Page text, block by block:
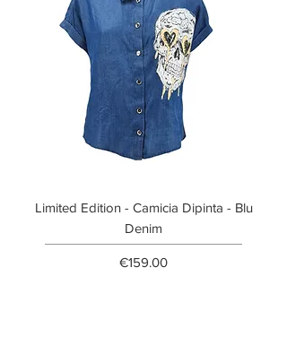
Limited Edition - Camicia Dipinta - Blu
Denim
Price
€159.00